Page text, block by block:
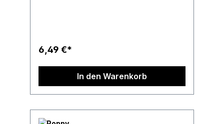
6,49 €*
In den Warenkorb